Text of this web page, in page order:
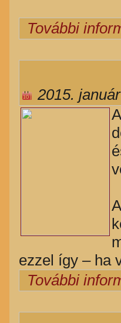
További
2015.
ezzel így – ha
További